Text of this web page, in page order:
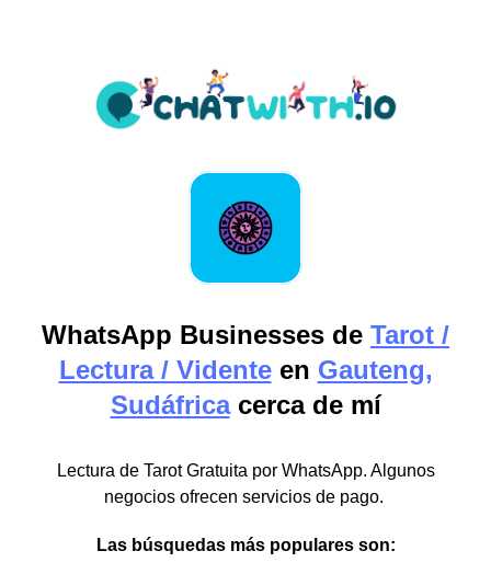
WhatsApp Businesses de Tarot /
Lectura / Videnteen Gauteng,
Sudáfricacerca de mí
Lectura de Tarot Gratuita por WhatsApp. Algunos
negocios ofrecen servicios de pago.
Las búsquedas más populares son: